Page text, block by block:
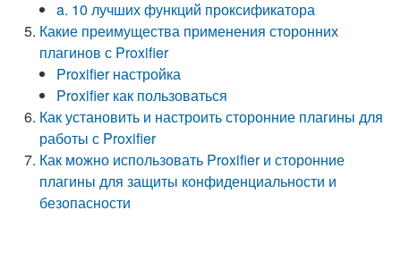
a. 10 лучших функций проксификатора
Какие преимущества применения сторонних
плагинов с Proxifier
Proxifier настройка
Proxifier как пользоваться
Как установить и настроить сторонние плагины для
работы с Proxifier
Как можно использовать Proxifier и сторонние
плагины для защиты конфиденциальности и
безопасности